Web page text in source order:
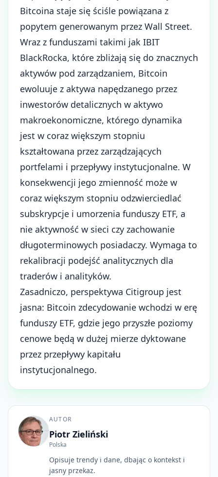
Bitcoina staje się ściśle powiązana z
popytem generowanym przez Wall Street.
Wraz z funduszami takimi jak IBIT
BlackRocka, które zbliżają się do znacznych
aktywów pod zarządzaniem, Bitcoin
ewoluuje z aktywa napędzanego przez
inwestorów detalicznych w aktywo
makroekonomiczne, którego dynamika
jest w coraz większym stopniu
kształtowana przez zarządzających
portfelami i przepływy instytucjonalne. W
konsekwencji jego zmienność może w
coraz większym stopniu odzwierciedlać
subskrypcje i umorzenia funduszy ETF, a
nie aktywność w sieci czy zachowanie
długoterminowych posiadaczy. Wymaga to
rekalibracji podejść analitycznych dla
traderów i analityków.
Zasadniczo, perspektywa Citigroup jest
jasna: Bitcoin zdecydowanie wchodzi w erę
funduszy ETF, gdzie jego przyszłe poziomy
cenowe będą w dużej mierze dyktowane
przez przepływy kapitału
instytucjonalnego.
AUTOR
Piotr Zieliński
Polska
Opisuje trendy i dane, dbając o kontekst i
jasny przekaz.